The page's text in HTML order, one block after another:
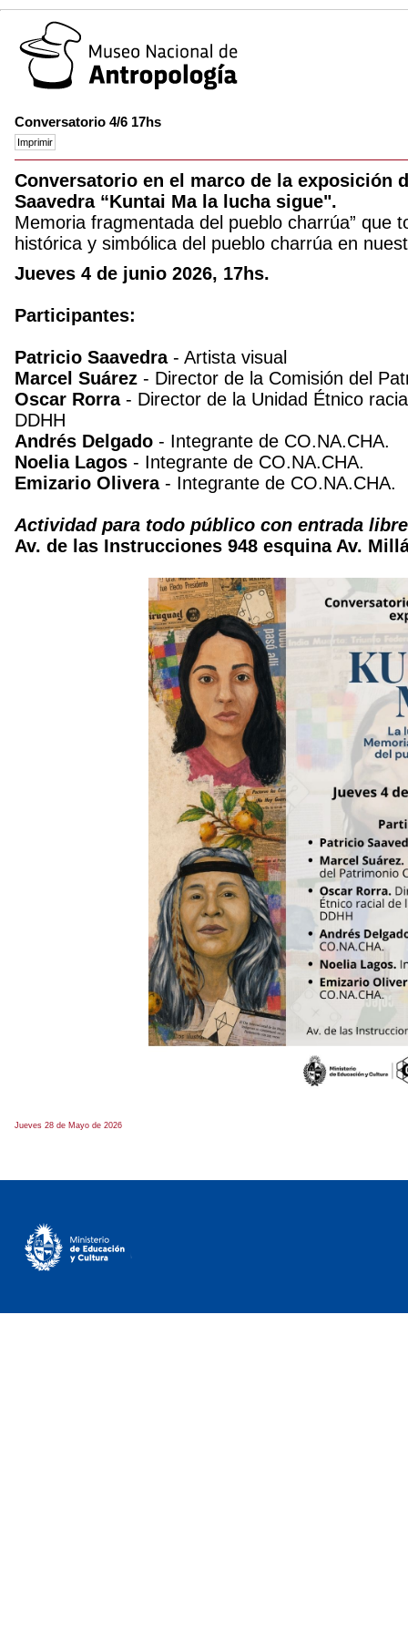
Conversatorio 4/6 17hs
Conversatorio en el marco de la exposición
Saavedra “Kuntai Ma la lucha sigue".
Memoria fragmentada del pueblo charrúa” que
histórica y simbólica del pueblo charrúa en
Jueves 4 de junio 2026, 17hs.
Participantes:
Patricio Saavedra- Artista visual
Marcel Suárez - Director de la Comisión del
Oscar Rorra- Director de la Unidad Étnico
DDHH
Andrés Delgado - Integrante de CO.NA.CHA.
Noelia Lagos - Integrante de CO.NA.CHA.
Emizario Olivera- Integrante de CO.NA.CHA.
Actividad para todo público con entrada
Av. de las Instrucciones 948 esquina Av.
Jueves 28 de Mayo de 2026